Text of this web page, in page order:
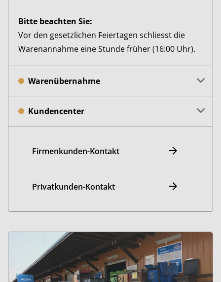
Bitte beachten Sie:
Vor den gesetzlichen Feiertagen schliesst die
Warenannahme eine Stunde früher (16:00 Uhr).
Warenübernahme
Kundencenter
Firmenkunden-Kontakt
Privatkunden-Kontakt